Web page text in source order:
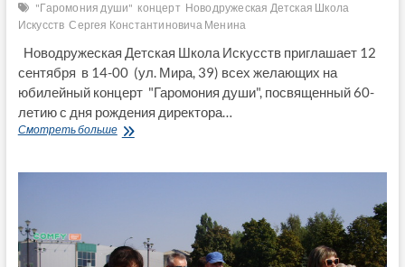
"Гаромония души" концерт Новодружеская Детская Школа
Искусств Сергея Константиновича Менина
Новодружеская Детская Школа Искусств приглашает 12
сентября в 14-00 (ул. Мира, 39) всех желающих на
юбилейный концерт "Гаромония души", посвященный 60-
летию с дня рождения директора…
Смотреть большеНоводружеская
концерт
12